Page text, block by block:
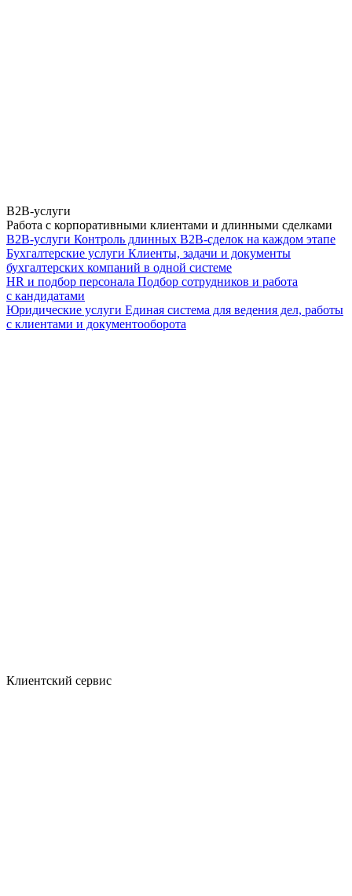
B2B-услуги
Работа с корпоративными клиентами и длинными сделками
B2B-услуги Контроль длинных B2B-сделок на каждом этапе
Бухгалтерские услуги Клиенты, задачи и документы
бухгалтерских компаний в одной системе
HR и подбор персонала Подбор сотрудников и работа
с кандидатами
Юридические услуги Единая система для ведения дел, работы
с клиентами и документооборота
Клиентский сервис